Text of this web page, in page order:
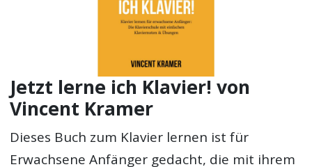
Jetzt lerne ich Klavier! von
Vincent Kramer
Dieses Buch zum Klavier lernen ist für
Erwachsene Anfänger gedacht, die mit ihrem